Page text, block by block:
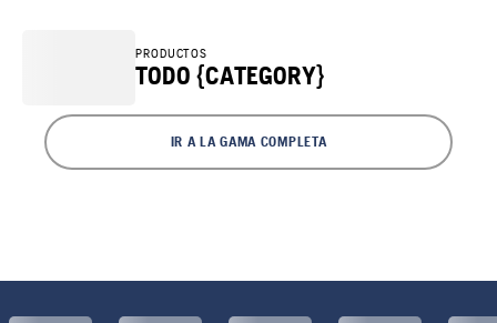
PRODUCTOS
TODO {CATEGORY}
IR A LA GAMA COMPLETA